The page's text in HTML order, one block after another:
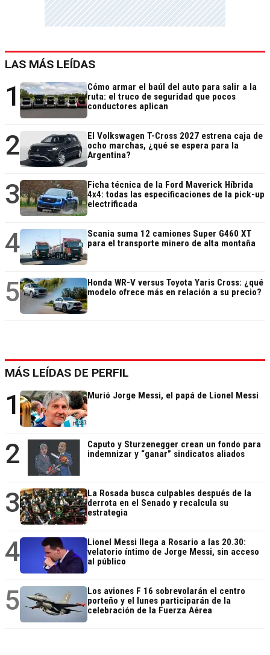
LAS MÁS LEÍDAS
1
Cómo armar el baúl del auto para salir a la
ruta: el truco de seguridad que pocos
conductores aplican
2
El Volkswagen T-Cross 2027 estrena caja de
ocho marchas, ¿qué se espera para la
Argentina?
3
Ficha técnica de la Ford Maverick Híbrida
4x4: todas las especificaciones de la pick-up
electrificada
4
Scania suma 12 camiones Super G460 XT
para el transporte minero de alta montaña
5
Honda WR-V versus Toyota Yaris Cross: ¿qué
modelo ofrece más en relación a su precio?
MÁS LEÍDAS DE PERFIL
1 Murió Jorge Messi, el papá de Lionel Messi
2
Caputo y Sturzenegger crean un fondo para
indemnizar y “ganar” sindicatos aliados
3
La Rosada busca culpables después de la
derrota en el Senado y recalcula su
estrategia
4
Lionel Messi llega a Rosario a las 20.30:
velatorio íntimo de Jorge Messi, sin acceso
al público
5
Los aviones F 16 sobrevolarán el centro
porteño y el lunes participarán de la
celebración de la Fuerza Aérea